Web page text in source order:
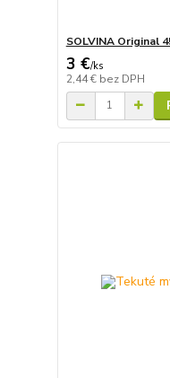
SOLVINA Original
3 €/ks
2,44 € bez DPH